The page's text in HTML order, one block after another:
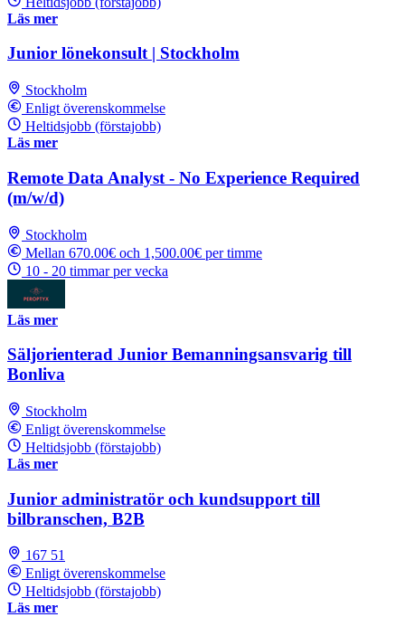
Läs mer
Junior lönekonsult | Stockholm
Stockholm
Enligt överenskommelse
Heltidsjobb (förstajobb)
Läs mer
Remote Data Analyst - No Experience Required
(m/w/d)
Stockholm
Mellan 670.00€ och 1,500.00€ per timme
10 - 20 timmar per vecka
Läs mer
Säljorienterad Junior Bemanningsansvarig till
Bonliva
Stockholm
Enligt överenskommelse
Heltidsjobb (förstajobb)
Läs mer
Junior administratör och kundsupport till
bilbranschen, B2B
167 51
Enligt överenskommelse
Heltidsjobb (förstajobb)
Läs mer